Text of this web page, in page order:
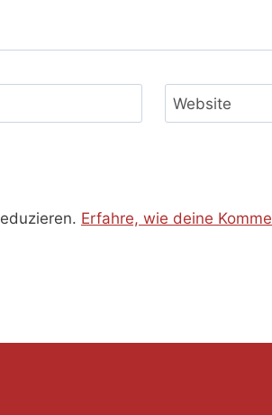
Website
Erfahre, wie deine